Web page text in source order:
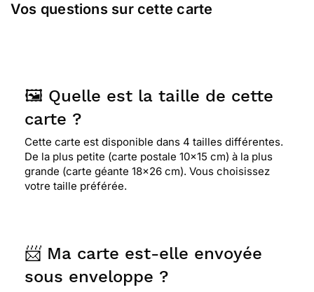
Vos questions sur cette carte
🖼️ Quelle est la taille de cette
carte ?
Cette carte est disponible dans 4 tailles différentes.
De la plus petite (carte postale 10x15 cm) à la plus
grande (carte géante 18x26 cm). Vous choisissez
votre taille préférée.
📨 Ma carte est-elle envoyée
sous enveloppe ?